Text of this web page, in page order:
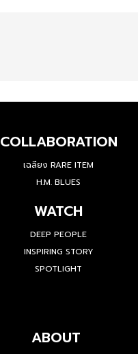
COLLABORATION
เฉลียง RARE ITEM
H.M. BLUES
WATCH
DEEP PEOPLE
INSPIRING STORY
SPOTLIGHT
ABOUT